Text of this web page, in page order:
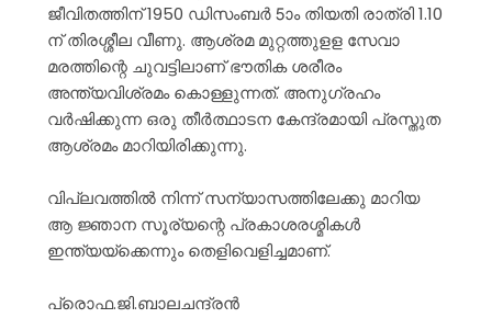
ജീവിതത്തിന് 1950 ഡിസംബർ 5ാം തിയതി രാത്രി 1.10
ന് തിരശ്ശീല വീണു. ആശ്രമ മുറ്റത്തുളള സേവാ
മരത്തിന്റെ ചുവട്ടിലാണ് ഭൗതിക ശരീരം
അന്ത്യവിശ്രമം കൊള്ളുന്നത്. അനുഗ്രഹം
വർഷിക്കുന്ന ഒരു തീർത്ഥാടന കേന്ദ്രമായി പ്രസ്തുത
ആശ്രമം മാറിയിരിക്കുന്നു.
വിപ്ലവത്തിൽ നിന്ന് സന്യാസത്തിലേക്കു മാറിയ
ആ ജ്ഞാന സൂര്യന്റെ പ്രകാശരശ്മികൾ
ഇന്ത്യയ്ക്കെന്നും തെളിവെളിച്ചമാണ്.
പ്രൊഫ.ജി.ബാലചന്ദ്രൻ